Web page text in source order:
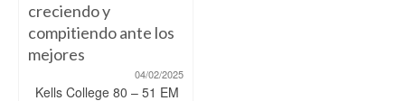
creciendo y
compitiendo ante los
mejores
04/02/2025
Kells College 80 – 51 EM